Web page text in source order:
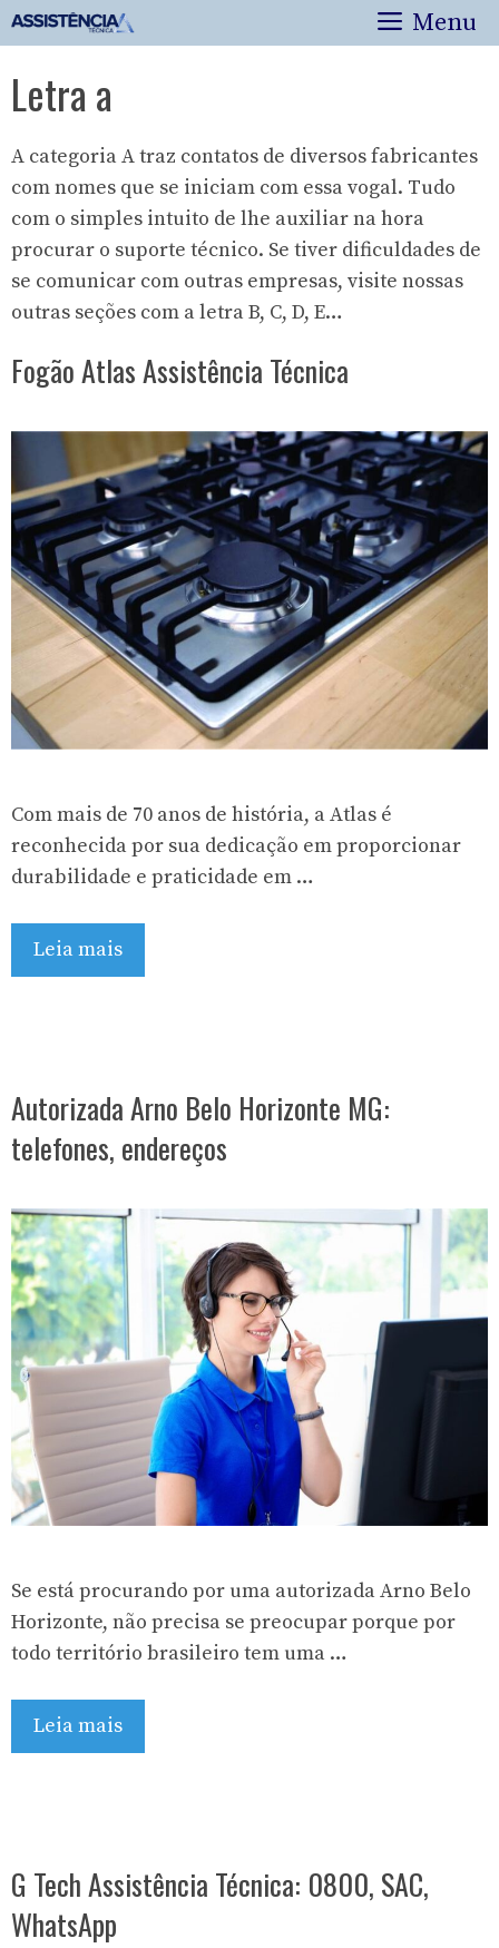
Pular
para
conteúdo
Menu
Letra a
A categoria A traz contatos de diversos fabricantes
com nomes que se iniciam com essa vogal. Tudo
com o simples intuito de lhe auxiliar na hora
procurar o suporte técnico. Se tiver dificuldades de
se comunicar com outras empresas, visite nossas
outras seções com a letraB, C, D, E…
Fogão Atlas Assistência Técnica
Com mais de 70 anos de história, a Atlas é
reconhecida por sua dedicação em proporcionar
durabilidade e praticidade em …
Leia mais
Autorizada Arno Belo Horizonte MG:
telefones, endereços
Se está procurando por uma autorizada Arno Belo
Horizonte, não precisa se preocupar porque por
todo território brasileiro tem uma …
Leia mais
G Tech Assistência Técnica: 0800, SAC,
WhatsApp